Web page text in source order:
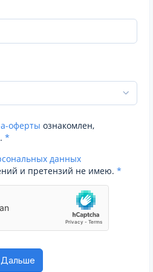
оферты ознакомлен,
*
данных
и претензий не имею. *